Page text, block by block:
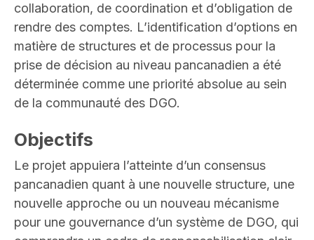
collaboration, de coordination et d’obligation de
rendre des comptes. L’identification d’options en
matière de structures et de processus pour la
prise de décision au niveau pancanadien a été
déterminée comme une priorité absolue au sein
de la communauté des DGO.
Objectifs
Le projet appuiera l’atteinte d’un consensus
pancanadien quant à une nouvelle structure, une
nouvelle approche ou un nouveau mécanisme
pour une gouvernance d’un système de DGO, qui